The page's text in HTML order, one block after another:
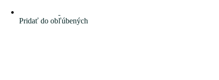
Pridať do obľúbených